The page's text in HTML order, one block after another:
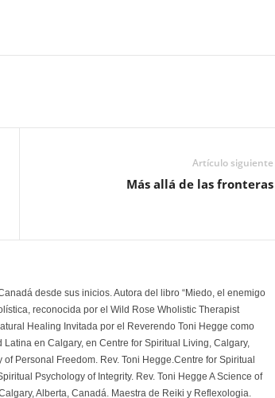
Artículo siguiente
Más allá de las fronteras
desde sus inicios. Autora del libro “Miedo, el enemigo
reconocida por el Wild Rose Wholistic Therapist
Healing Invitada por el Reverendo Toni Hegge como
en Calgary, en Centre for Spiritual Living, Calgary,
Personal Freedom. Rev. Toni Hegge.Centre for Spiritual
Psychology of Integrity. Rev. Toni Hegge A Science of
Alberta, Canadá. Maestra de Reiki y Reflexologia.